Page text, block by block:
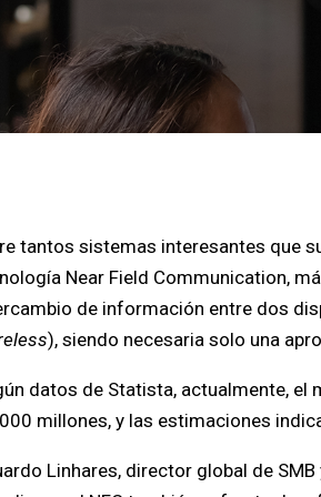
tantos sistemas interesantes que
Near Field Communication,
de información entre dos
), siendo necesaria solo una
datos de Statista, actualmente, el
millones, y las estimaciones
Linhares, director global de